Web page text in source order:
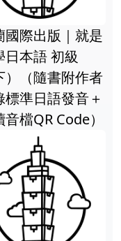
國際出版｜就是
日本語 初級
）（隨書附作者
標準日語發音＋
音檔QR Code）